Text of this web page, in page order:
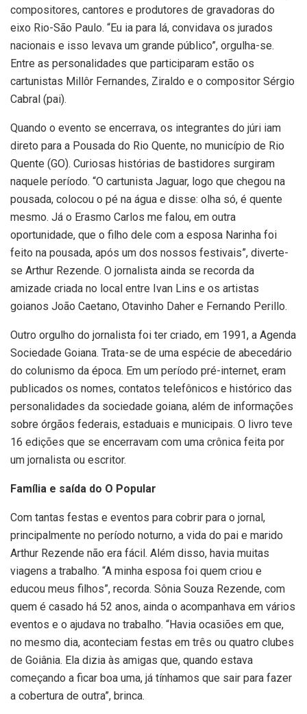
compositores, cantores e produtores de gravadoras do
eixo Rio-São Paulo. “Eu ia para lá, convidava os jurados
nacionais e isso levava um grande público”, orgulha-se.
Entre as personalidades que participaram estão os
cartunistas Millôr Fernandes, Ziraldo e o compositor Sérgio
Cabral (pai).
Quando o evento se encerrava, os integrantes do júri iam
direto para a Pousada do Rio Quente, no município de Rio
Quente (GO). Curiosas histórias de bastidores surgiram
naquele período. “O cartunista Jaguar, logo que chegou na
pousada, colocou o pé na água e disse: olha só, é quente
mesmo. Já o Erasmo Carlos me falou, em outra
oportunidade, que o filho dele com a esposa Narinha foi
feito na pousada, após um dos nossos festivais”, diverte-
se Arthur Rezende. O jornalista ainda se recorda da
amizade criada no local entre Ivan Lins e os artistas
goianos João Caetano, Otavinho Daher e Fernando Perillo.
Outro orgulho do jornalista foi ter criado, em 1991, a Agenda
Sociedade Goiana. Trata-se de uma espécie de abecedário
do colunismo da época. Em um período pré-internet, eram
publicados os nomes, contatos telefônicos e histórico das
personalidades da sociedade goiana, além de informações
sobre órgãos federais, estaduais e municipais. O livro teve
16 edições que se encerravam com uma crônica feita por
um jornalista ou escritor.
Família e saída do O Popular
Com tantas festas e eventos para cobrir para o jornal,
principalmente no período noturno, a vida do pai e marido
Arthur Rezende não era fácil. Além disso, havia muitas
viagens a trabalho. “A minha esposa foi quem criou e
educou meus filhos”, recorda. Sônia Souza Rezende, com
quem é casado há 52 anos, ainda o acompanhava em vários
eventos e o ajudava no trabalho. “Havia ocasiões em que,
no mesmo dia, aconteciam festas em três ou quatro clubes
de Goiânia. Ela dizia às amigas que, quando estava
começando a ficar boa uma, já tínhamos que sair para fazer
a cobertura de outra”, brinca.